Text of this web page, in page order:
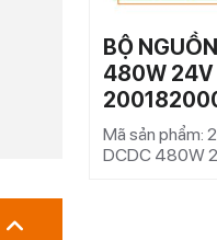
BỘ
480W 24V
Mã sản phẩm:
DCDC 480W